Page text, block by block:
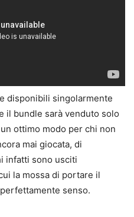
disponibili singolarmente
il bundle sarà venduto solo
ottimo modo per chi non
mai giocata, di
infatti sono usciti
la mossa di portare il
senso.